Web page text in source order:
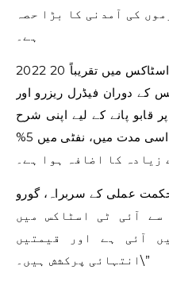
کی آمدنی کا بڑا حصہ
ہے۔
2022 کے آغاز سے لے کر اب تک آئی ٹی اسٹاکس میں تقریباً 20
دوران فیڈرل ریزرو اور
قابو پانے کے لیے اپنی شرح
میں اضافے کا سلسلہ شروع کیا۔ اسی مدت میں، نفٹی میں 5%
زیادہ کا اضافہ ہوا ہے۔
عملی کے سربراہ، گورو
کے آغاز سے آئی ٹی اسٹاکس میں
آئی ہے اور قیمتیں
انتہائی پرکشش ہیں۔\”